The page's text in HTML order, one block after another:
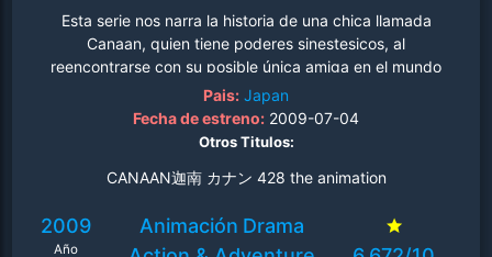
Esta serie nos narra la historia de una chica llamada
Canaan, quien tiene poderes sinestesicos, al
reencontrarse con su posible única amiga en el mundo
llamada Maria quién ahora es una fotógrafa que quiere
captar la belleza mientras se ven envuelto en un fuego
cruzado contra el enemigo que es poseedor de un virus
Pais: Japan
Fecha de estreno: 2009-07-04
Otros Titulos:
CANAAN迦南 カナン 428 the animation
2009
Año
Animación Drama